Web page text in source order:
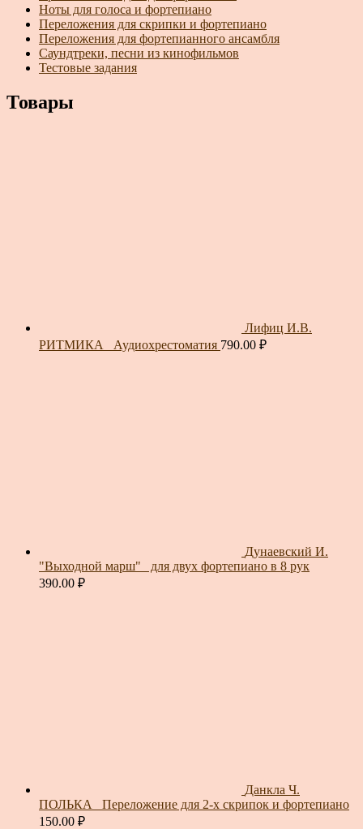
Ноты для голоса и фортепиано
Переложения для скрипки и фортепиано
Переложения для фортепианного ансамбля
Саундтреки, песни из кинофильмов
Тестовые задания
Товары
Лифиц И.В.
РИТМИКА_ Аудиохрестоматия 790.00 ₽
Дунаевский И.
"Выходной марш"_ для двух фортепиано в 8 рук
390.00 ₽
Данкла Ч.
ПОЛЬКА_ Переложение для 2-х скрипок и фортепиано
150.00 ₽